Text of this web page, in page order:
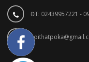
ĐT: 02439957221 -